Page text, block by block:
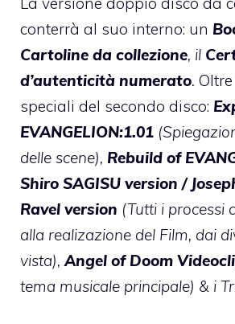
conterrà al suo interno: un
Cartoline da collezione, il
d’autenticità numerato.
speciali del secondo disco:
EVANGELION:1.01
delle scene), Rebuild of
Shiro SAGISU version /
Ravel version (Tutti i processi
alla realizazione del Film, dai
vista),Angel of Doom
tema musicale principale) & i